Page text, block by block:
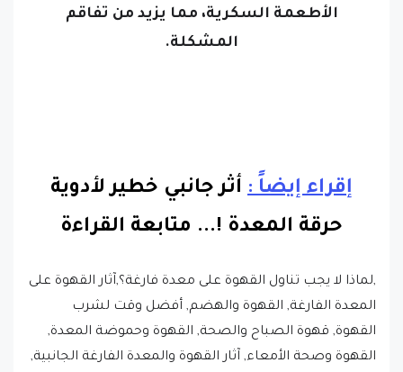
الأطعمة السكرية، مما يزيد من تفاقم
المشكلة.
إقراء إيضاً : أثر جانبي خطير لأدوية
حرقة المعدة !... متابعة القراءة
,لماذا لا يجب تناول القهوة على معدة فارغة؟,آثار القهوة على
المعدة الفارغة, القهوة والهضم, أفضل وقت لشرب
القهوة, قهوة الصباح والصحة, القهوة وحموضة المعدة,
القهوة وصحة الأمعاء, آثار القهوة والمعدة الفارغة الجانبية,